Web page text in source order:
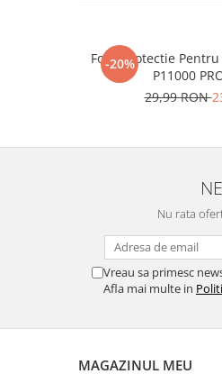
-20%
Folie Protectie
P11000
29,99 RON
Nu rata
Vreau sa primesc
Afla mai multe in
MAGAZINUL MEU